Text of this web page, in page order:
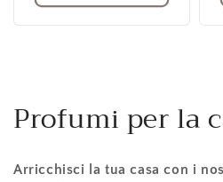
Profumi per la
Arricchisci la tua casa con i